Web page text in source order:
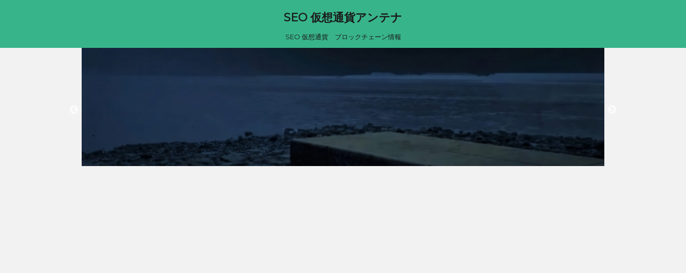
SEO 仮想通貨アンテナ
SEO 仮想通貨 ブロックチェーン情報